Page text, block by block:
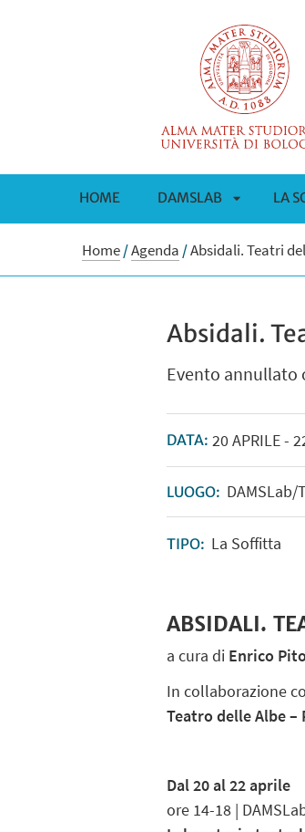
HOME DAMSLAB
APRI
LA
Home/Agenda /Absidali. Teatri
Absidali.
Evento annullato
DATA: 20APRILE-
LUOGO: DAMSLab/
TIPO: La Soffitta
ABSIDALI.
a cura di Enrico
In collaborazione
Teatro delle Albe –
Dal 20 al 22 aprile
ore 14-18 |